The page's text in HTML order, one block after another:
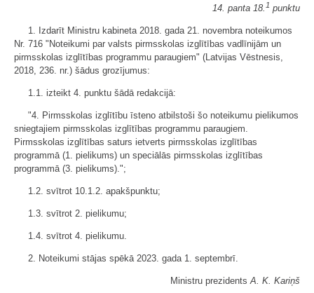
14. panta 18. 1 punktu
1. Izdarīt Ministru kabineta 2018. gada 21. novembra noteikumos
Nr. 716 "Noteikumi par valsts pirmsskolas izglītības vadlīnijām un
pirmsskolas izglītības programmu paraugiem" (Latvijas Vēstnesis,
2018, 236. nr.) šādus grozījumus:
1.1. izteikt 4. punktu šādā redakcijā:
"4. Pirmsskolas izglītību īsteno atbilstoši šo noteikumu pielikumos
sniegtajiem pirmsskolas izglītības programmu paraugiem.
Pirmsskolas izglītības saturs ietverts pirmsskolas izglītības
programmā (1. pielikums) un speciālās pirmsskolas izglītības
programmā (3. pielikums).";
1.2. svītrot 10.1.2. apakšpunktu;
1.3. svītrot 2. pielikumu;
1.4. svītrot 4. pielikumu.
2. Noteikumi stājas spēkā 2023. gada 1. septembrī.
Ministru prezidentsA. K. Kariņš